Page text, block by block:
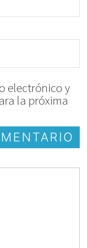
electrónico y
la próxima